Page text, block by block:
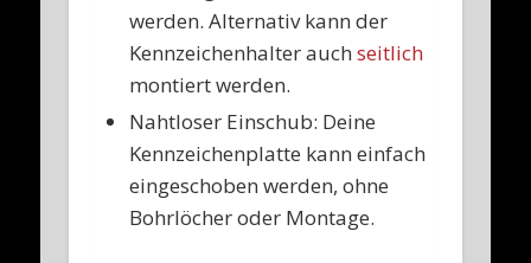
werden. Alternativ kann der
Kennzeichenhalter auchseitlich
montiert werden.
Nahtloser Einschub: Deine
Kennzeichenplatte kann einfach
eingeschoben werden, ohne
Bohrlöcher oder Montage.